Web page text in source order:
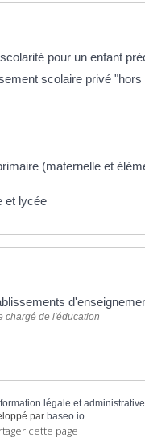
pour un enfant
scolaire privé
(maternelle et
et lycée
chargé de l'éducation
légale et administrative
par baseo.io
cette page